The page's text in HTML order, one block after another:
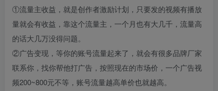
①流量主收益，就是创作者激励计划，只要发的视频有播放
量就会有收益，靠这个流量主，一个月也有大几千，流量高
的话大几万没得问题。
②广告变现，等你的账号流量起来了，就会有很多品牌厂家
联系你，找你帮他打广告，按照现在的市场价，一个广告视
频200~800元不等，账号流量越高单价也就越高。